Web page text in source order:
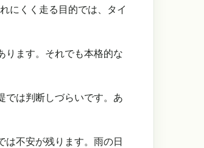
にくく走る目的では、タイ
ります。それでも本格的な
では判断しづらいです。あ
は不安が残ります。雨の日